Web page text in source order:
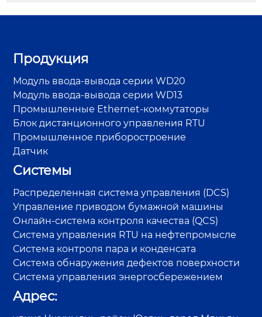
Продукция
Модуль ввода-вывода серии WD20
Модуль ввода-вывода серии WD13
Промышленные Ethernet-коммутаторы
Блок дистанционного управления RTU
Промышленное приборостроение
Датчик
Системы
Распределенная система управления (DCS)
Управление приводом бумажной машины
Онлайн-система контроля качества (QCS)
Система управления RTU на нефтепромысле
Система контроля пара и конденсата
Система обнаружения дефектов поверхности
Система управления энергосбережением
Адрес: